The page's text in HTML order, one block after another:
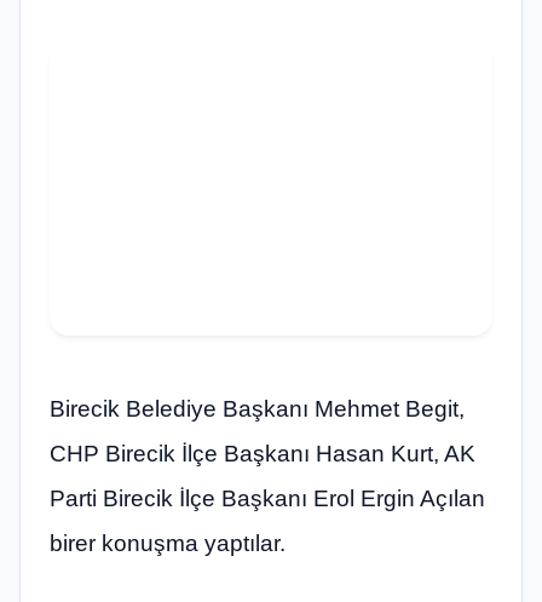
Birecik Belediye Başkanı Mehmet Begit,
CHP Birecik İlçe Başkanı Hasan Kurt, AK
Parti Birecik İlçe Başkanı Erol Ergin Açılan
birer konuşma yaptılar.